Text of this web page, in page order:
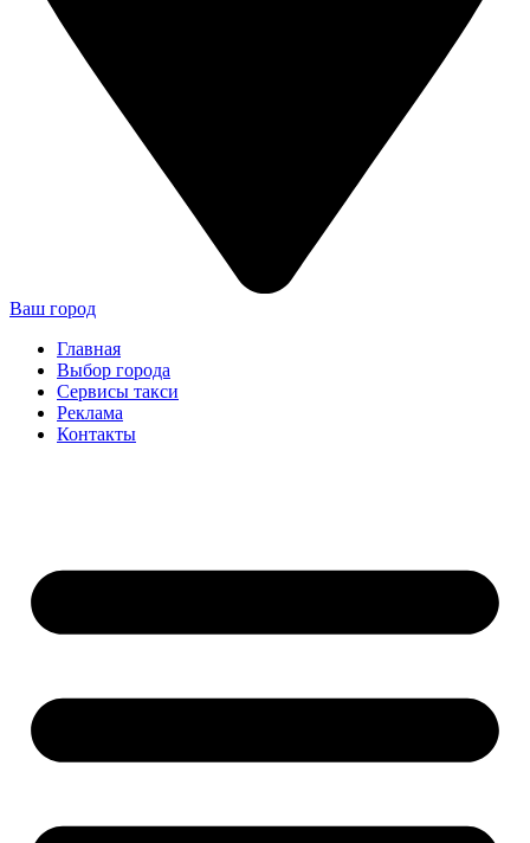
Ваш город
Главная
Выбор города
Сервисы такси
Реклама
Контакты